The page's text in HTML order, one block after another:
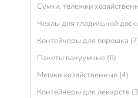
Сумки, тележки
Чехлы для гладильной
Контейнеры для порошка
Пакеты вакуумные (6)
Мешки хозяйственные (4)
Контейнеры для лекарств